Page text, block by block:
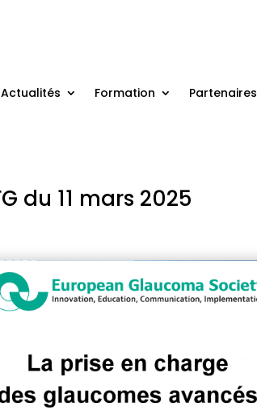
Actualités Formation Partenaires
du 11 mars 2025